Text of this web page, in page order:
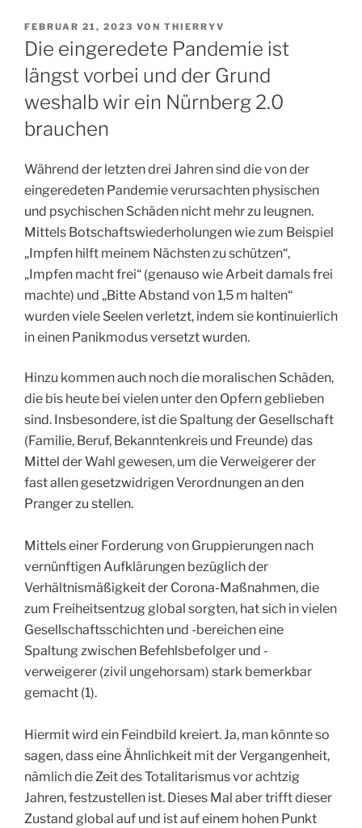
VERÖFFENTLICHT
AM
FEBRUAR 21, 2023 VON THIERRYV
Die eingeredete Pandemie ist
längst vorbei und der Grund
weshalb wir ein Nürnberg 2.0
brauchen
Während der letzten drei Jahren sind die von der
eingeredeten Pandemie verursachten physischen
und psychischen Schäden nicht mehr zu leugnen.
Mittels Botschaftswiederholungen wie zum Beispiel
„Impfen hilft meinem Nächsten zu schützen“,
„Impfen macht frei“ (genauso wie Arbeit damals frei
machte) und „Bitte Abstand von 1,5 m halten“
wurden viele Seelen verletzt, indem sie kontinuierlich
in einen Panikmodus versetzt wurden.
Hinzu kommen auch noch die moralischen Schäden,
die bis heute bei vielen unter den Opfern geblieben
sind. Insbesondere, ist die Spaltung der Gesellschaft
(Familie, Beruf, Bekanntenkreis und Freunde) das
Mittel der Wahl gewesen, um die Verweigerer der
fast allen gesetzwidrigen Verordnungen an den
Pranger zu stellen.
Mittels einer Forderung von Gruppierungen nach
vernünftigen Aufklärungen bezüglich der
Verhältnismäßigkeit der Corona-Maßnahmen, die
zum Freiheitsentzug global sorgten, hat sich in vielen
Gesellschaftsschichten und -bereichen eine
Spaltung zwischen Befehlsbefolger und -
verweigerer (zivil ungehorsam) stark bemerkbar
gemacht (1).
Hiermit wird ein Feindbild kreiert. Ja, man könnte so
sagen, dass eine Ähnlichkeit mit der Vergangenheit,
nämlich die Zeit des Totalitarismus vor achtzig
Jahren, festzustellen ist. Dieses Mal aber trifft dieser
Zustand global auf und ist auf einem hohen Punkt